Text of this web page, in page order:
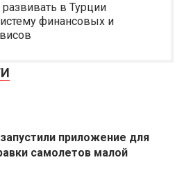
в Турции
финансовых и
приложение для
самолетов малой